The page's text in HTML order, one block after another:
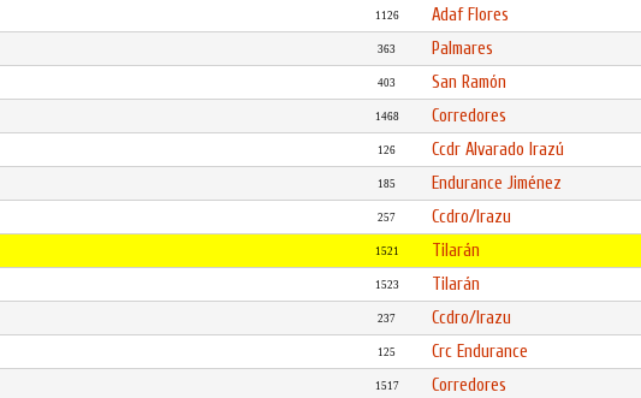
1126 Adaf Flores
363 Palmares
403 San Ramón
1468 Corredores
126 Ccdr Alvarado Irazú
185 Endurance Jiménez
257 Ccdro/Irazu
1521 Tilarán
1523 Tilarán
237 Ccdro/Irazu
125 Crc Endurance
1517 Corredores